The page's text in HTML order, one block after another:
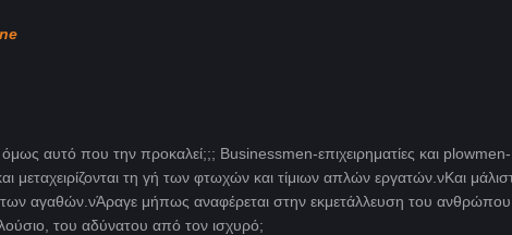
όμως αυτό που την προκαλεί;;; Businessmen-επιχειρηματίες και plowmen-
μεταχειρίζονται τη γή των φτωχών και τίμιων απλών εργατών.νΚαι
των αγαθών.νΆραγε μήπως αναφέρεται στην εκμετάλλευση του
του αδύνατου από τον ισχυρό;